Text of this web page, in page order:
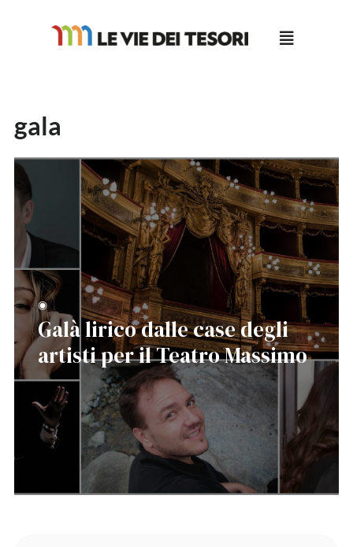
gala
◉
Galà lirico dalle case degli
artisti per il Teatro Massimo